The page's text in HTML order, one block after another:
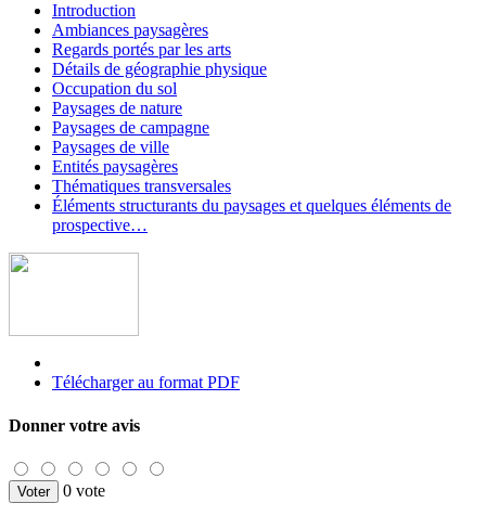
Introduction
Ambiances paysagères
Regards portés par les arts
Détails de géographie physique
Occupation du sol
Paysages de nature
Paysages de campagne
Paysages de ville
Entités paysagères
Thématiques transversales
Éléments structurants du paysages et quelques éléments de
prospective…
Télécharger au format PDF
Donner votre avis
0 vote